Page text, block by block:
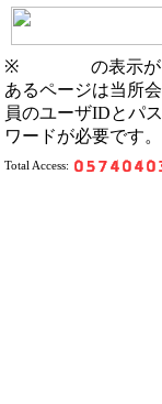
※
の表示が
あるページは当所会
員のユーザIDとパス
ワードが必要です。
Total Access: